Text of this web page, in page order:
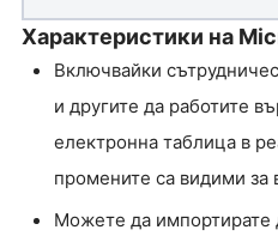
Характеристики на
Включвайки
и другите да работите
електронна таблица в
промените са видими за
Можете да импортирате